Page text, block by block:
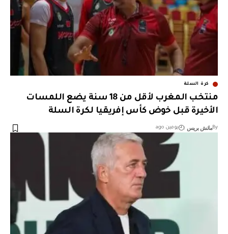
كرة السلة
منتخب المغرب لأقل من 18 سنة يضع اللمسات
الأخيرة قبل خوض كأس إفريقيا لكرة السلة
Byماتش بريس يومين ago